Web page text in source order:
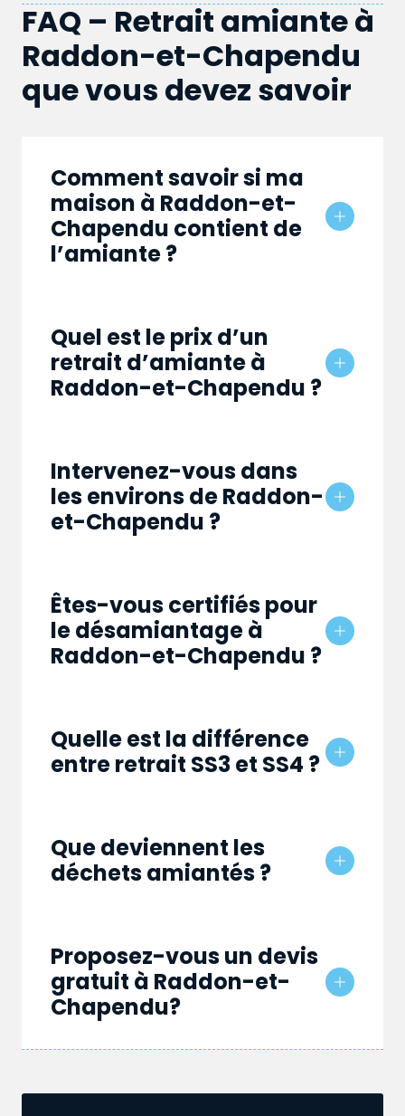
FAQ – Retrait amiante à
Raddon-et-Chapendu
que vous devez savoir
Comment savoir si ma
maison à Raddon-et-
Chapendu contient de
l’amiante ?
Quel est le prix d’un
retrait d’amiante à
Raddon-et-Chapendu ?
Intervenez-vous dans
les environs de Raddon-
et-Chapendu ?
Êtes-vous certifiés pour
le désamiantage à
Raddon-et-Chapendu ?
Quelle est la différence
entre retrait SS3 et SS4 ?
Que deviennent les
déchets amiantés ?
Proposez-vous un devis
gratuit à Raddon-et-
Chapendu?